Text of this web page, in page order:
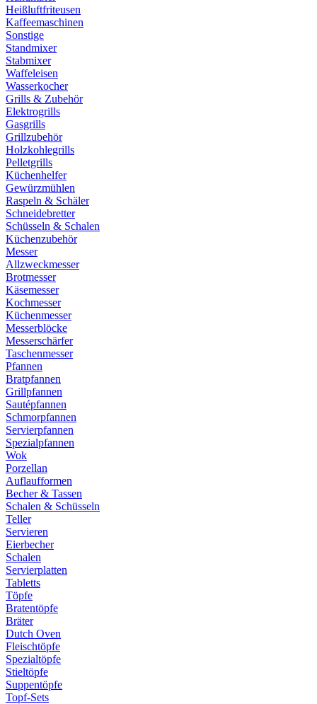
Heißluftfriteusen
Kaffeemaschinen
Sonstige
Standmixer
Stabmixer
Waffeleisen
Wasserkocher
Grills & Zubehör
Elektrogrills
Gasgrills
Grillzubehör
Holzkohlegrills
Pelletgrills
Küchenhelfer
Gewürzmühlen
Raspeln & Schäler
Schneidebretter
Schüsseln & Schalen
Küchenzubehör
Messer
Allzweckmesser
Brotmesser
Käsemesser
Kochmesser
Küchenmesser
Messerblöcke
Messerschärfer
Taschenmesser
Pfannen
Bratpfannen
Grillpfannen
Sautépfannen
Schmorpfannen
Servierpfannen
Spezialpfannen
Wok
Porzellan
Auflaufformen
Becher & Tassen
Schalen & Schüsseln
Teller
Servieren
Eierbecher
Schalen
Servierplatten
Tabletts
Töpfe
Bratentöpfe
Bräter
Dutch Oven
Fleischtöpfe
Spezialtöpfe
Stieltöpfe
Suppentöpfe
Topf-Sets